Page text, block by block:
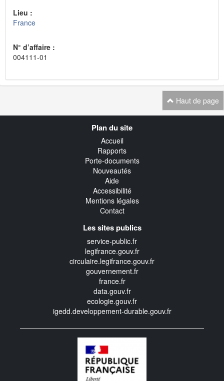
Lieu :
France
N° d’affaire :
004111-01
Haut de page
Plan du site
Accueil
Rapports
Porte-documents
Nouveautés
Aide
Accessibilité
Mentions légales
Contact
Les sites publics
service-public.fr
legifrance.gouv.fr
circulaire.legifrance.gouv.fr
gouvernement.fr
france.fr
data.gouv.fr
ecologie.gouv.fr
igedd.developpement-durable.gouv.fr